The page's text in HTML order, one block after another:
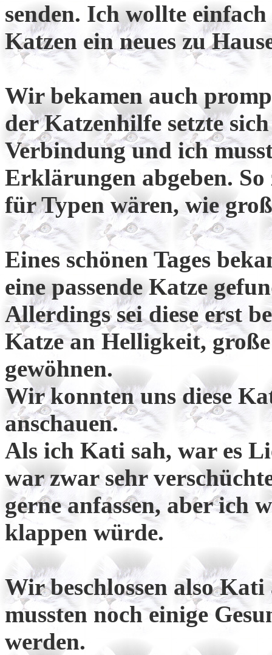
senden. Ich wollte
Katzen ein neues zu
Wir bekamen auch
der Katzenhilfe setzte
Verbindung und ich
Erklärungen abgeben. So
für Typen wären, wie
Eines schönen Tages
eine passende Katze
Allerdings sei diese erst
Katze an Helligkeit,
gewöhnen.
Wir konnten uns diese
anschauen.
Als ich Kati sah, war es
war zwar sehr
gerne anfassen, aber ich
klappen würde.
Wir beschlossen also
mussten noch einige
werden.